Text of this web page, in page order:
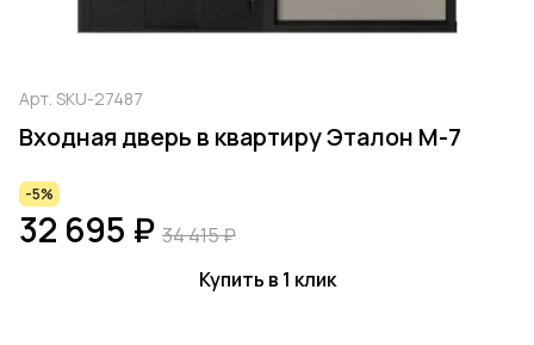
Арт. SKU-27487
Входная дверь в квартиру Эталон М-7
-5%
32 695 ₽ 34 415 ₽
Купить в 1 клик